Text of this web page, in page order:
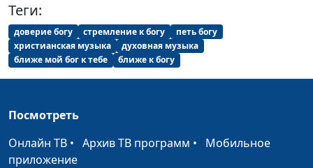
Рассвет земли
группа «Плюс
бесконечность»
Здравствуй, суббота
Лариса Решетова и
#1590
Конечно вы
счастливы
Лариса Решетова и
Теги:
доверие богу стремление к богу
петь богу
христианская музыка
духовная музыка
ближе мой бог к тебе
ближе к богу
Посмотреть
Онлайн ТВ • Архив ТВ программ • Мобильное
приложение